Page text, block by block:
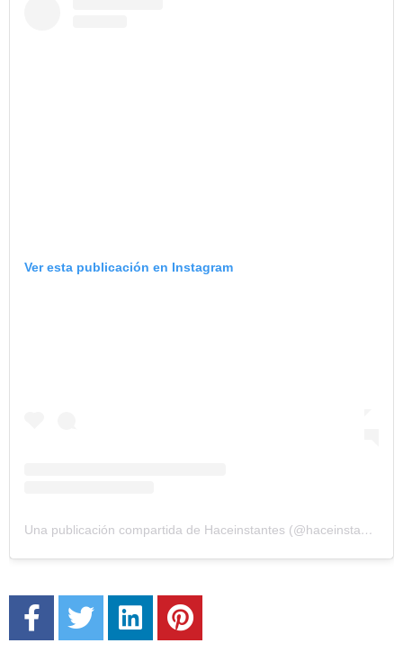
Ver esta publicación en Instagram
Una publicación compartida de Haceinstantes (@haceinstantesok)